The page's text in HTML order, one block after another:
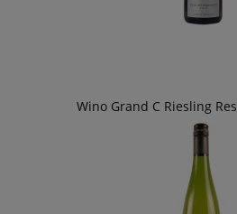
Wino Grand C Riesling